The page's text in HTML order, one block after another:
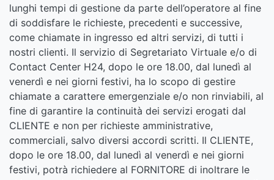
lunghi tempi di gestione da parte dell’operatore al fine
di soddisfare le richieste, precedenti e successive,
come chiamate in ingresso ed altri servizi, di tutti i
nostri clienti. Il servizio di Segretariato Virtuale e/o di
Contact Center H24, dopo le ore 18.00, dal lunedì al
venerdì e nei giorni festivi, ha lo scopo di gestire
chiamate a carattere emergenziale e/o non rinviabili, al
fine di garantire la continuità dei servizi erogati dal
CLIENTE e non per richieste amministrative,
commerciali, salvo diversi accordi scritti. Il CLIENTE,
dopo le ore 18.00, dal lunedì al venerdì e nei giorni
festivi, potrà richiedere al FORNITORE di inoltrare le